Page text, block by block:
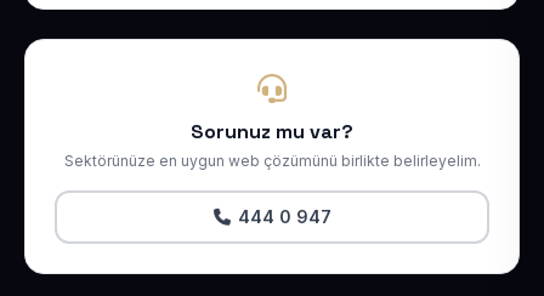
Sorunuz mu var?
Sektörünüze en uygun web çözümünü birlikte belirleyelim.
444 0 947